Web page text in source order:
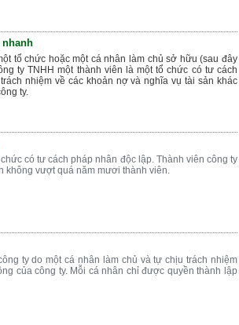
nhanh
tổ chức hoặc một cá nhân làm chủ sở hữu (sau đây
ty TNHH một thành viên là một tổ chức có tư cách
nhiệm về các khoản nợ và nghĩa vụ tài sản khác
ty.
có tư cách pháp nhân độc lập. Thành viên công ty
không vượt quá năm mươi thành viên.
ty do một cá nhân làm chủ và tự chịu trách nhiệm
của công ty. Mỗi cá nhân chỉ được quyền thành lập